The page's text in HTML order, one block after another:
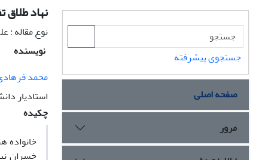
نهاد
نوع مقاله :
نویسنده
محمد
استادیار
چکیده
خانواده
خسران
جستجوی پیشرفته
صفحه اصلی
مرور